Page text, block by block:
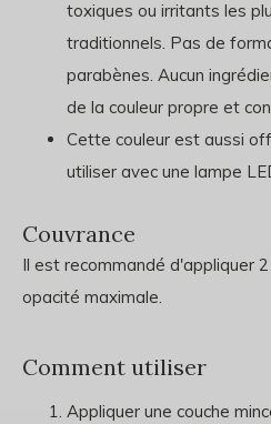
toxiques ou irritants les
traditionnels. Pas de
parabènes. Aucun
de la couleur propre et
Cette couleur est aussi
utiliser avec une lampe
Couvrance
Il est recommandé d'appliquer
opacité maximale.
Comment utiliser
Appliquer une couche